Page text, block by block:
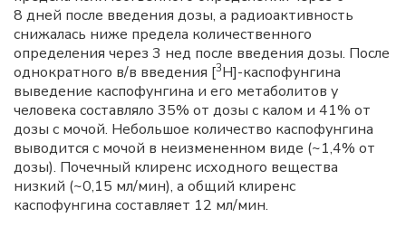
8 дней после введения дозы, а радиоактивность
снижалась ниже предела количественного
определения через 3 нед после введения дозы. После
однократного в/в введения [3H]-каспофунгина
выведение каспофунгина и его метаболитов у
человека составляло 35% от дозы с калом и 41% от
дозы с мочой. Небольшое количество каспофунгина
выводится с мочой в неизмененном виде (~1,4% от
дозы). Почечный клиренс исходного вещества
низкий (~0,15 мл/мин), а общий клиренс
каспофунгина составляет 12 мл/мин.